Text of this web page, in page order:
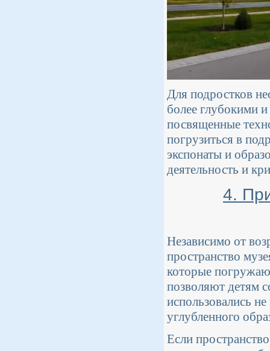
Для подростков
более глубокими
посвященные
погрузиться в
экспонаты и
деятельность и
4.
Независимо от
пространство
которые
позволяют детям
использовались
углубленного
Если